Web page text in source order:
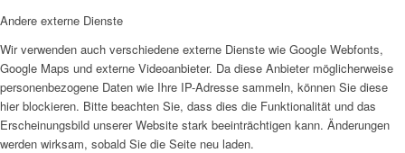
UFH
Andere externe Dienste
Wir verwenden auch verschiedene externe Dienste wie Google Webfonts,
Google Maps und externe Videoanbieter. Da diese Anbieter möglicherweise
personenbezogene Daten wie Ihre IP-Adresse sammeln, können Sie diese
hier blockieren. Bitte beachten Sie, dass dies die Funktionalität und das
Erscheinungsbild unserer Website stark beeinträchtigen kann. Änderungen
werden wirksam, sobald Sie die Seite neu laden.